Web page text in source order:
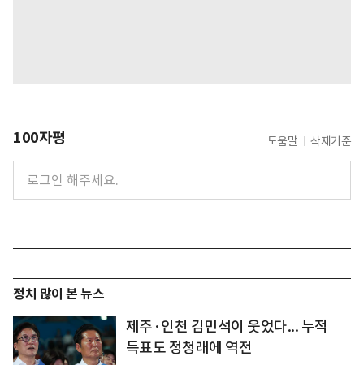
100자평 도움말 삭제기준
정치 많이 본 뉴스
제주·인천 김민석이 웃었다... 누적
득표도 정청래에 역전